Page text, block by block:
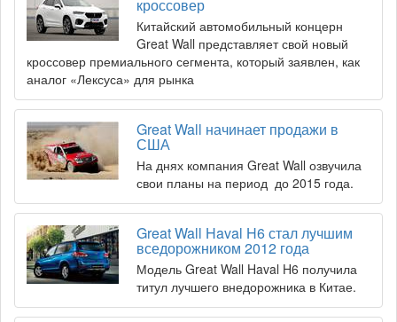
кроссовер
Китайский автомобильный концерн
Great Wall представляет свой новый
кроссовер премиального сегмента, который заявлен, как
аналог «Лексуса» для рынка
Great Wall начинает продажи в
США
На днях компания Great Wall озвучила
свои планы на период до 2015 года.
Great Wall Haval H6 стал лучшим
вседорожником 2012 года
Модель Great Wall Haval H6 получила
титул лучшего внедорожника в Китае.